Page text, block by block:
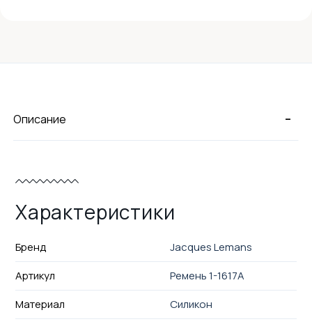
-
Описание
Характеристики
Бренд
Jacques Lemans
Артикул
Ремень 1-1617A
Материал
Силикон